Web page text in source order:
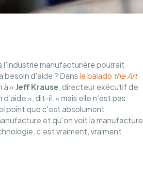
l'industrie manufacturière pourrait
d'aide ? Dans le balado the Art
à « Jeff Krause, directeur exécutif de
», dit-il, « mais elle n'est pas
point que c'est absolument
et qu'on voit la manufacture
c'est vraiment, vraiment